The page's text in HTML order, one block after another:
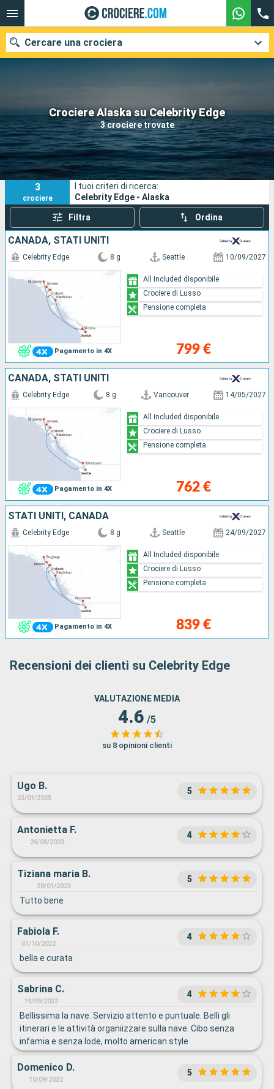
Crociere Alaska su Celebrity Edge
3 crociere trovate
Cercare una crociera
Le nostre destinazioni
Mesi di partenza
Porti Compagnie
Ricerca
3
crociere
I tuoi criteri di ricerca:
Celebrity Edge - Alaska
Filtra Ordina
CANADA, STATI UNITI
Pagamento in 4X
Celebrity Edge 8 g Seattle 10/09/2027
799 €
All Included disponibile
Crociere di Lusso
Pensione completa
CANADA, STATI UNITI
Pagamento in 4X
Celebrity Edge 8 g Vancouver 14/05/2027
762 €
All Included disponibile
Crociere di Lusso
Pensione completa
STATI UNITI, CANADA
Pagamento in 4X
Celebrity Edge 8 g Seattle 24/09/2027
839 €
All Included disponibile
Crociere di Lusso
Pensione completa
Recensioni dei clienti su Celebrity Edge
VALUTAZIONE MEDIA
4.6 /5
su 8 opinioni clienti
Ugo B.
23/01/2025
5
Antonietta F.
26/08/2023
4
Tiziana maria B.
20/01/2023
5
Tutto bene
Fabiola F.
01/10/2022
4
bella e curata
Sabrina C.
19/09/2022
4
Bellissima la nave. Servizio attento e puntuale. Belli gli
itinerari e le attività organiizzare sulla nave. Cibo senza
infamia e senza lode, molto american style
Domenico D.
10/09/2022
5